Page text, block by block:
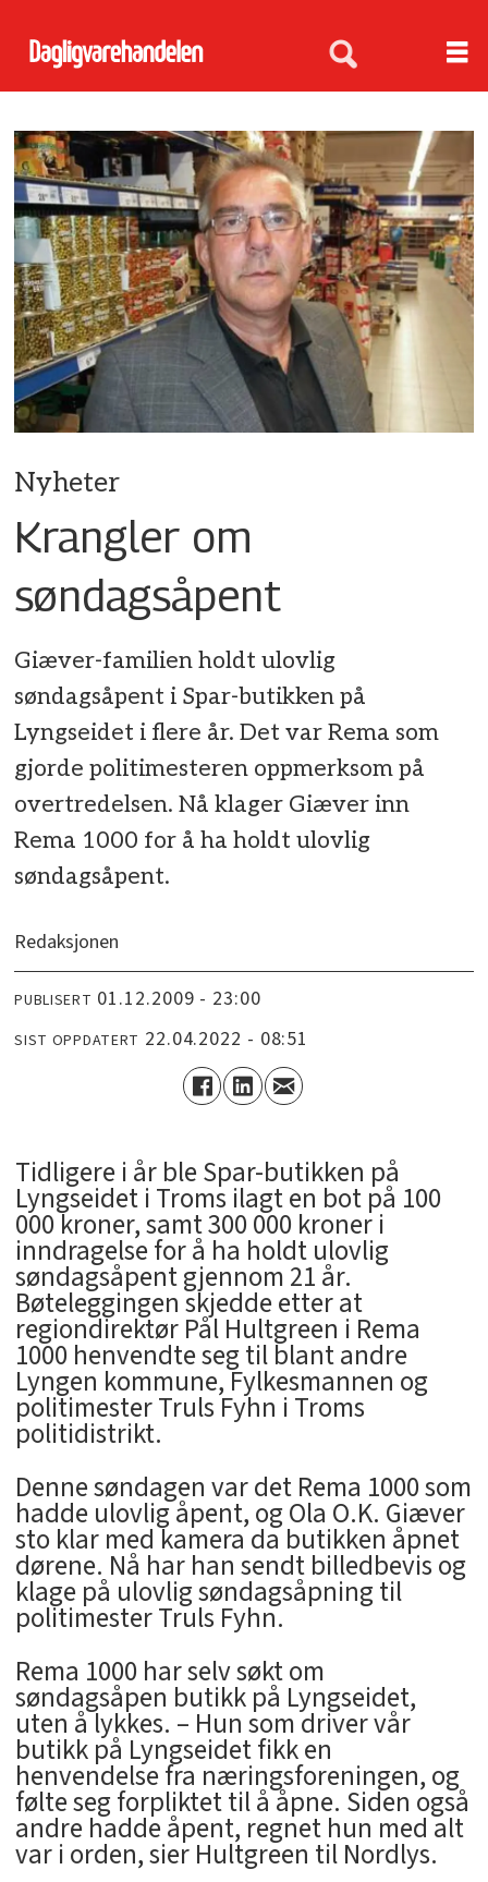
Nyheter
Krangler om
søndagsåpent
Giæver-familien holdt ulovlig
søndagsåpent i Spar-butikken på
Lyngseidet i flere år. Det var Rema som
gjorde politimesteren oppmerksom på
overtredelsen. Nå klager Giæver inn
Rema 1000 for å ha holdt ulovlig
søndagsåpent.
Redaksjonen
PUBLISERT 01.12.2009 - 23:00
SIST OPPDATERT 22.04.2022 - 08:51
Tidligere i år ble Spar-butikken på
Lyngseidet i Troms ilagt en bot på 100
000 kroner, samt 300 000 kroner i
inndragelse for å ha holdt ulovlig
søndagsåpent gjennom 21 år.
Bøteleggingen skjedde etter at
regiondirektør Pål Hultgreen i Rema
1000 henvendte seg til blant andre
Lyngen kommune, Fylkesmannen og
politimester Truls Fyhn i Troms
politidistrikt.
Denne søndagen var det Rema 1000 som
hadde ulovlig åpent, og Ola O.K. Giæver
sto klar med kamera da butikken åpnet
dørene. Nå har han sendt billedbevis og
klage på ulovlig søndagsåpning til
politimester Truls Fyhn.
Rema 1000 har selv søkt om
søndagsåpen butikk på Lyngseidet,
uten å lykkes. – Hun som driver vår
butikk på Lyngseidet fikk en
henvendelse fra næringsforeningen, og
følte seg forpliktet til å åpne. Siden også
andre hadde åpent, regnet hun med alt
var i orden, sier Hultgreen til Nordlys.